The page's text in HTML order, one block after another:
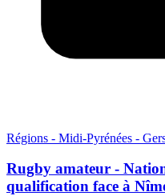
Régions - Midi-Pyrénées -
Rugby amateur -
qualification face à